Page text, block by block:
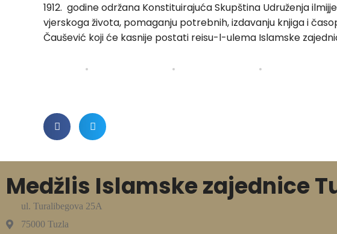
1912. godine održana Konstituirajuća Skupština Udruženja
vjerskoga života, pomaganju potrebnih, izdavanju knjiga i
Čaušević koji će kasnije postati reisu-l-ulema Islamske
Medžlis Islamske zajednice
ul. Turalibegova 25A
75000 Tuzla